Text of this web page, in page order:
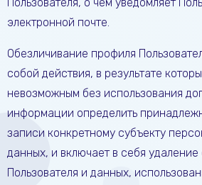
электронной почте.
Обезличивание профиля
собой действия, в результате
невозможным без использования
информации определить
записи конкретному субъекту
данных, и включает в себя
Пользователя и данных,